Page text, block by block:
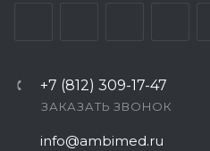
+7 (812) 309-17-47
ЗАКАЗАТЬ ЗВОНОК
info@ambimed.ru